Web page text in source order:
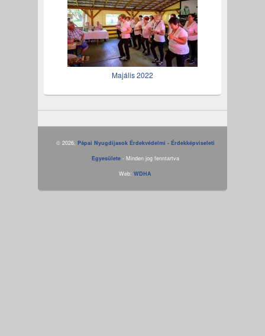
Majális 2022
© 2026, Pápai Nyugdíjasok Érdekvédelmi - Érdekképviseleti
Egyesülete- Minden jog fenntartva
Web:WDHA